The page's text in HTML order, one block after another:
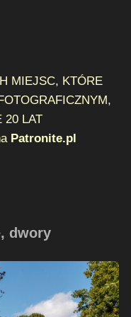
MIEJSC, KTÓRE
20 LAT
Patronite.pl
dwory